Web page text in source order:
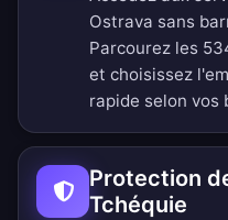
Ostrava sans
Parcourez les
et choisissez
rapide selon vos
Protection
Tchéquie